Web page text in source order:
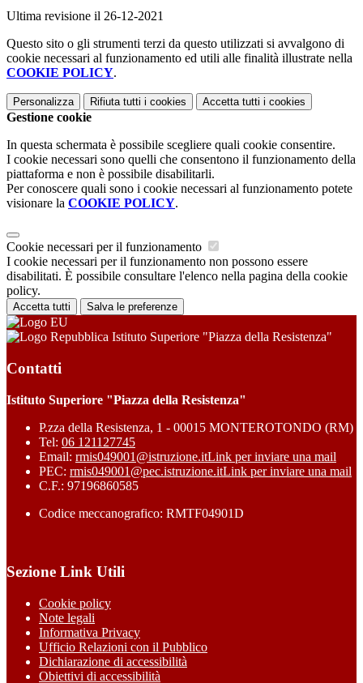
Ultima revisione il 26-12-2021
Questo sito o gli strumenti terzi da questo utilizzati si avvalgono di
cookie necessari al funzionamento ed utili alle finalità illustrate nella
COOKIE POLICY.
Personalizza Rifiuta tutti i cookies Accetta tutti i cookies
Gestione cookie
In questa schermata è possibile scegliere quali cookie consentire.
I cookie necessari sono quelli che consentono il funzionamento della
piattaforma e non è possibile disabilitarli.
Per conoscere quali sono i cookie necessari al funzionamento potete
visionare la COOKIE POLICY.
Cookie necessari per il funzionamento
I cookie necessari per il funzionamento non possono essere
disabilitati. È possibile consultare l'elenco nella pagina della cookie
policy.
Accetta tutti Salva le preferenze
Istituto Superiore "Piazza della Resistenza"
Contatti
Istituto Superiore "Piazza della Resistenza"
P.zza della Resistenza, 1 - 00015 MONTEROTONDO (RM)
Tel: 06 121127745
Email: rmis049001@istruzione.itLink per inviare una mail
PEC: rmis049001@pec.istruzione.itLink per inviare una mail
C.F.: 97196860585
Codice meccanografico: RMTF04901D
Sezione Link Utili
Cookie policy
Note legali
Informativa Privacy
Ufficio Relazioni con il Pubblico
Dichiarazione di accessibilità
Obiettivi di accessibilità